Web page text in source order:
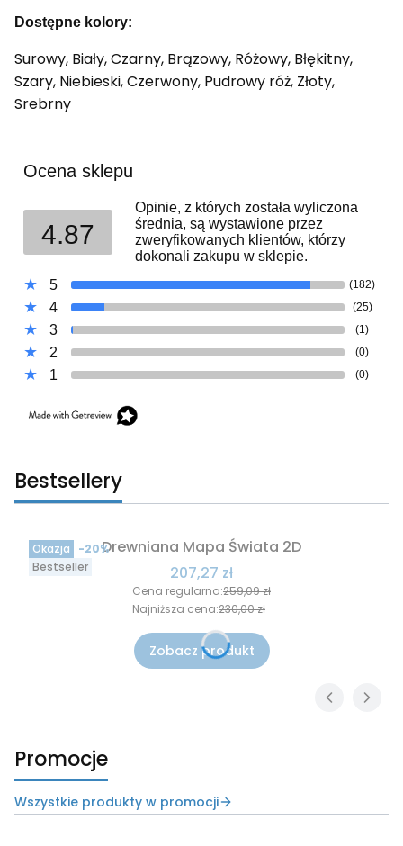
Dostępne kolory:
Surowy, Biały, Czarny, Brązowy, Różowy, Błękitny,
Szary, Niebieski, Czerwony, Pudrowy róż, Złoty,
Srebrny
Ocena sklepu
4.87
Opinie, z których została wyliczona
średnia, są wystawione przez
zweryfikowanych klientów, którzy
dokonali zakupu w sklepie.
5
(182)
4 (25)
3 (1)
2 (0)
1 (0)
Bestsellery
Okazja
Bestseller
Drewniana Mapa Świata 2D
Cena promocyjna
207,27 zł
Cena regularna:259,09 zł
-20%
Najniższa cena:230,00 zł
Zobacz produkt
Promocje
Wszystkie produkty w promocji